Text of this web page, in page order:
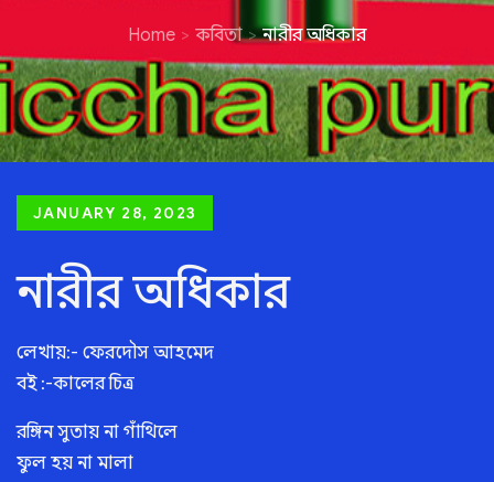
Home কবিতা নারীর অধিকার
Posted
JANUARY 28, 2023
নারীর অধিকার
লেখায়:- ফেরদৌস আহমেদ
বই :-কালের চিত্র
রঙ্গিন সুতায় না গাঁথিলে
ফুল হয় না মালা